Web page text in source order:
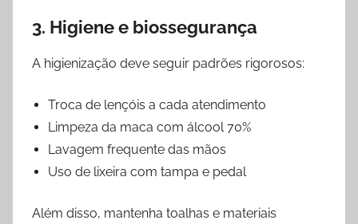
3. Higiene e biossegurança
A higienização deve seguir padrões rigorosos:
Troca de lençóis a cada atendimento
Limpeza da maca com álcool 70%
Lavagem frequente das mãos
Uso de lixeira com tampa e pedal
Além disso, mantenha toalhas e materiais